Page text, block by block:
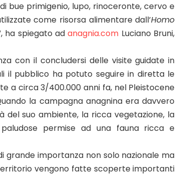
bue primigenio, lupo, rinoceronte, cervo e
come risorsa alimentare dall’Homo
ha spiegato adanagnia.com Luciano Bruni,
con il concludersi delle visite guidate in
il pubblico ha potuto seguire in diretta le
a circa 3/400.000 anni fa, nel Pleistocene
la campagna anagnina era davvero
suo ambiente, la ricca vegetazione, la
permise ad una fauna ricca e
grande importanza non solo nazionale ma
vengono fatte scoperte importanti